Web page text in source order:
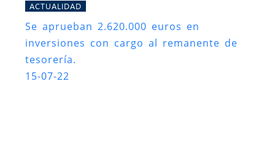
ACTUALIDAD
Se aprueban 2.620.000 euros en
inversiones con cargo al remanente de
tesorería.
15-07-22